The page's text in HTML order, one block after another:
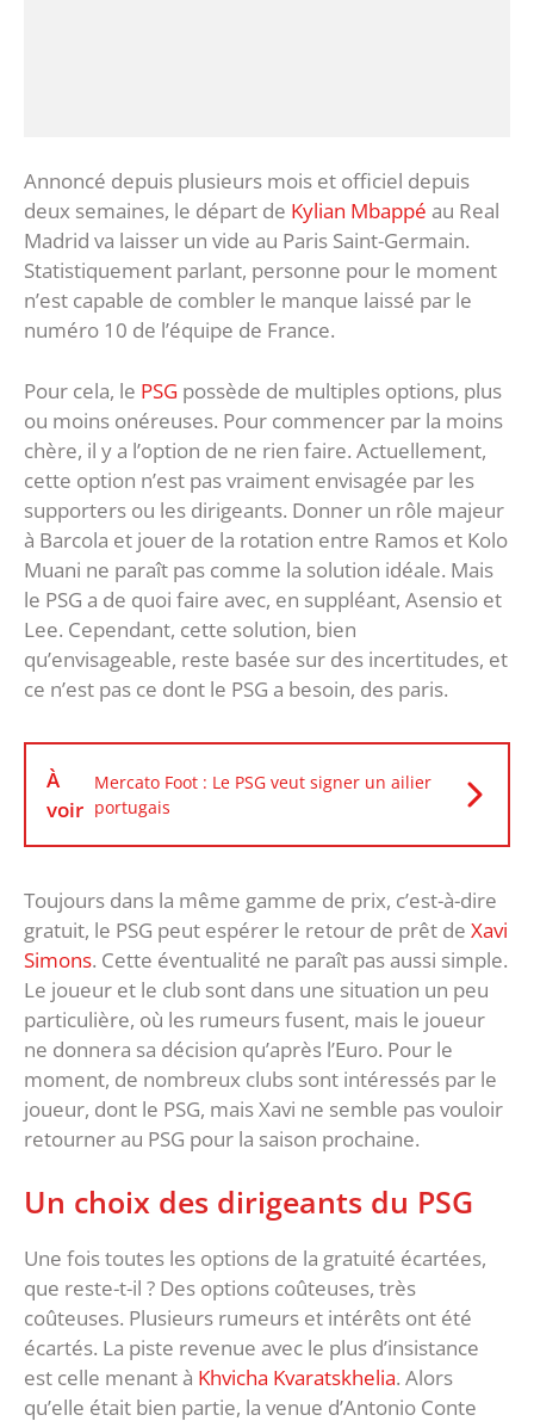
Annoncé depuis plusieurs mois et officiel depuis
deux semaines, le départ de Kylian Mbappé au Real
Madrid va laisser un vide au Paris Saint-Germain.
Statistiquement parlant, personne pour le moment
n’est capable de combler le manque laissé par le
numéro 10 de l’équipe de France.
Pour cela, le PSG possède de multiples options, plus
ou moins onéreuses. Pour commencer par la moins
chère, il y a l’option de ne rien faire. Actuellement,
cette option n’est pas vraiment envisagée par les
supporters ou les dirigeants. Donner un rôle majeur
à Barcola et jouer de la rotation entre Ramos et Kolo
Muani ne paraît pas comme la solution idéale. Mais
le PSG a de quoi faire avec, en suppléant, Asensio et
Lee. Cependant, cette solution, bien
qu’envisageable, reste basée sur des incertitudes, et
ce n’est pas ce dont le PSG a besoin, des paris.
À
voir
Mercato Foot : Le PSG veut signer un ailier
portugais
Toujours dans la même gamme de prix, c’est-à-dire
gratuit, le PSG peut espérer le retour de prêt de Xavi
Simons. Cette éventualité ne paraît pas aussi simple.
Le joueur et le club sont dans une situation un peu
particulière, où les rumeurs fusent, mais le joueur
ne donnera sa décision qu’après l’Euro. Pour le
moment, de nombreux clubs sont intéressés par le
joueur, dont le PSG, mais Xavi ne semble pas vouloir
retourner au PSG pour la saison prochaine.
Un choix des dirigeants du PSG
Une fois toutes les options de la gratuité écartées,
que reste-t-il ? Des options coûteuses, très
coûteuses. Plusieurs rumeurs et intérêts ont été
écartés. La piste revenue avec le plus d’insistance
est celle menant à Khvicha Kvaratskhelia. Alors
qu’elle était bien partie, la venue d’Antonio Conte